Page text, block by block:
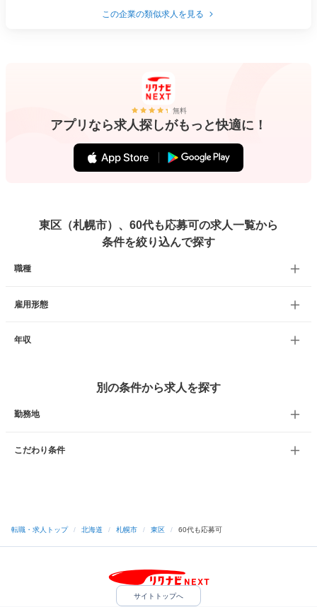
この企業の類似求人を見る
無料
アプリなら求人探しがもっと快適に！
東区（札幌市）、60代も応募可の求人一覧から
条件を絞り込んで探す
職種
雇用形態
年収
別の条件から求人を探す
勤務地
こだわり条件
転職・求人トップ / 北海道 / 札幌市 / 東区 / 60代も応募可
サイトトップへ